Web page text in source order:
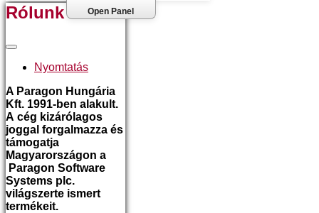
Open Panel
Rólunk
Nyomtatás
A Paragon Hungária
Kft. 1991-ben alakult.
A cég kizárólagos
joggal forgalmazza és
támogatja
Magyarországon a
Paragon Software
Systems plc.
világszerte ismert
termékeit.